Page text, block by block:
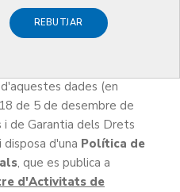
REBUTJAR
conformitat amb el
Europeu i del
dades (en
de 5 de desembre de
de Garantia dels Drets
d'una Política de
, que es publica a
d'Activitats de